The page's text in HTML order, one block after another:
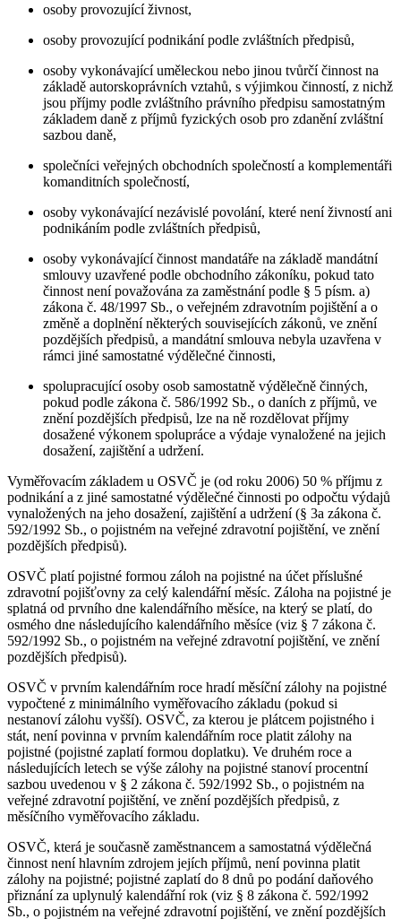
osoby provozující živnost,
osoby provozující podnikání podle zvláštních předpisů,
osoby vykonávající uměleckou nebo jinou tvůrčí činnost na
základě autorskoprávních vztahů, s výjimkou činností, z nichž
jsou příjmy podle zvláštního právního předpisu samostatným
základem daně z příjmů fyzických osob pro zdanění zvláštní
sazbou daně,
společníci veřejných obchodních společností a komplementáři
komanditních společností,
osoby vykonávající nezávislé povolání, které není živností ani
podnikáním podle zvláštních předpisů,
osoby vykonávající činnost mandatáře na základě mandátní
smlouvy uzavřené podle obchodního zákoníku, pokud tato
činnost není považována za zaměstnání podle § 5 písm. a)
zákona č. 48/1997 Sb., o veřejném zdravotním pojištění a o
změně a doplnění některých souvisejících zákonů, ve znění
pozdějších předpisů, a mandátní smlouva nebyla uzavřena v
rámci jiné samostatné výdělečné činnosti,
spolupracující osoby osob samostatně výdělečně činných,
pokud podle zákona č. 586/1992 Sb., o daních z příjmů, ve
znění pozdějších předpisů, lze na ně rozdělovat příjmy
dosažené výkonem spolupráce a výdaje vynaložené na jejich
dosažení, zajištění a udržení.
Vyměřovacím základem u OSVČ je (od roku 2006) 50 % příjmu z
podnikání a z jiné samostatné výdělečné činnosti po odpočtu výdajů
vynaložených na jeho dosažení, zajištění a udržení (§ 3a zákona č.
592/1992 Sb., o pojistném na veřejné zdravotní pojištění, ve znění
pozdějších předpisů).
OSVČ platí pojistné formou záloh na pojistné na účet příslušné
zdravotní pojišťovny za celý kalendářní měsíc. Záloha na pojistné je
splatná od prvního dne kalendářního měsíce, na který se platí, do
osmého dne následujícího kalendářního měsíce (viz § 7 zákona č.
592/1992 Sb., o pojistném na veřejné zdravotní pojištění, ve znění
pozdějších předpisů).
OSVČ v prvním kalendářním roce hradí měsíční zálohy na pojistné
vypočtené z minimálního vyměřovacího základu (pokud si
nestanoví zálohu vyšší). OSVČ, za kterou je plátcem pojistného i
stát, není povinna v prvním kalendářním roce platit zálohy na
pojistné (pojistné zaplatí formou doplatku). Ve druhém roce a
následujících letech se výše zálohy na pojistné stanoví procentní
sazbou uvedenou v § 2 zákona č. 592/1992 Sb., o pojistném na
veřejné zdravotní pojištění, ve znění pozdějších předpisů, z
měsíčního vyměřovacího základu.
OSVČ, která je současně zaměstnancem a samostatná výdělečná
činnost není hlavním zdrojem jejích příjmů, není povinna platit
zálohy na pojistné; pojistné zaplatí do 8 dnů po podání daňového
přiznání za uplynulý kalendářní rok (viz § 8 zákona č. 592/1992
Sb., o pojistném na veřejné zdravotní pojištění, ve znění pozdějších